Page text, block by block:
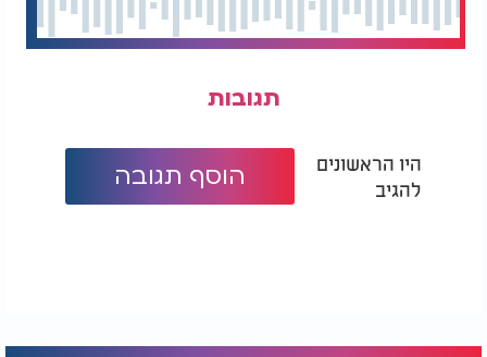
תגובות
היו הראשונים
להגיב
הוסף תגובה